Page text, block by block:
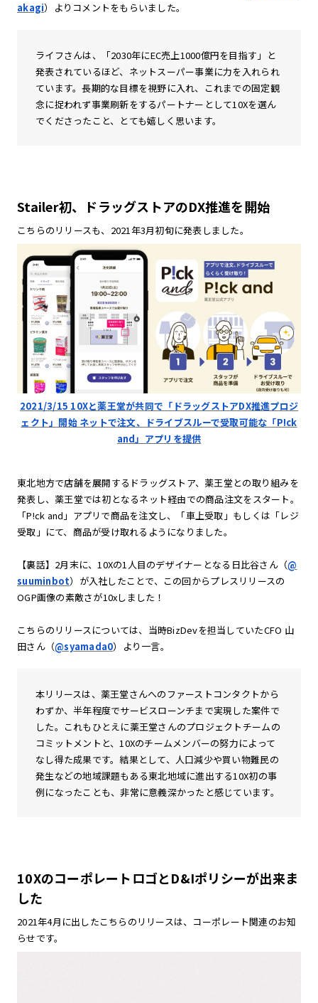
akagi）よりコメントをもらいました。
ライフさんは、「2030年にEC売上1000億円を目指す」と
発表されているほど、ネットスーパー事業に力を入れられ
ています。長期的な目標を視野に入れ、これまでの固定観
念に捉われず事業刷新をするパートナーとして10Xを選ん
でくださったこと、とても嬉しく思います。
Stailer初、ドラッグストアのDX推進を開始
こちらのリリースも、2021年3月初旬に発表しました。
2021/3/15 10Xと薬王堂が共同で「ドラッグストアDX推進プロジ
ェクト」開始 ネットで注文、ドライブスルーで受取可能な「P!ck
and」アプリを提供
東北地方で店舗を展開するドラッグストア、薬王堂との取り組みを
発表し、薬王堂では初となるネット経由での商品注文をスタート。
「P!ck and」アプリで商品を注文し、「車上受取」もしくは「レジ
受取」にて、商品が受け取れるようになりました。
【裏話】2月末に、10Xの1人目のデザイナーとなる日比谷さん（@
suuminbot）が入社したことで、この回からプレスリリースの
OGP画像の素敵さが10xしました！
こちらのリリースについては、当時BizDevを担当していたCFO 山
田さん（@syamada0）より一言。
本リリースは、薬王堂さんへのファーストコンタクトから
わずか、半年程度でサービスローンチまで実現した案件で
した。これもひとえに薬王堂さんのプロジェクトチームの
コミットメントと、10Xのチームメンバーの努力によって
なし得た成果です。結果として、人口減少や買い物難民の
発生などの地域課題もある東北地域に進出する10X初の事
例になったことも、非常に意義深かったと感じています。
10XのコーポレートロゴとD&Iポリシーが出来ま
した
2021年4月に出したこちらのリリースは、コーポレート関連のお知
らせです。